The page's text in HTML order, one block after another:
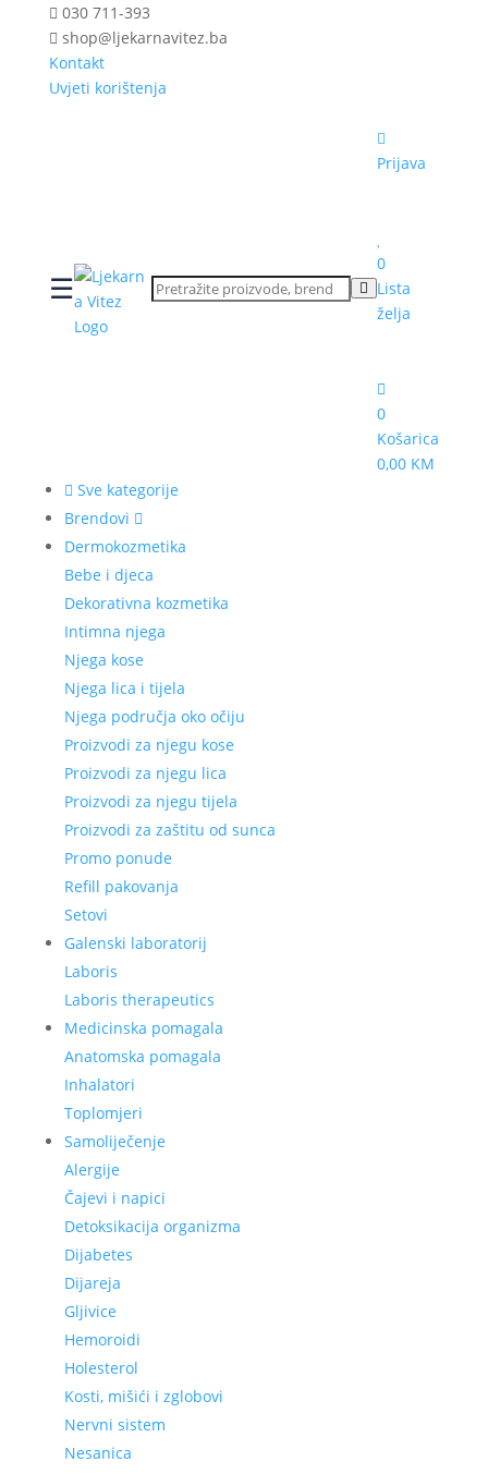
030 711-393
shop@ljekarnavitez.ba
Kontakt
Uvjeti korištenja
☰
Prijava
0
Lista
želja
0
Košarica
0,00 KM
Sve kategorije
Brendovi
Dermokozmetika
Bebe i djeca
Dekorativna kozmetika
Intimna njega
Njega kose
Njega lica i tijela
Njega područja oko očiju
Proizvodi za njegu kose
Proizvodi za njegu lica
Proizvodi za njegu tijela
Proizvodi za zaštitu od sunca
Promo ponude
Refill pakovanja
Setovi
Galenski laboratorij
Laboris
Laboris therapeutics
Medicinska pomagala
Anatomska pomagala
Inhalatori
Toplomjeri
Samoliječenje
Alergije
Čajevi i napici
Detoksikacija organizma
Dijabetes
Dijareja
Gljivice
Hemoroidi
Holesterol
Kosti, mišići i zglobovi
Nervni sistem
Nesanica